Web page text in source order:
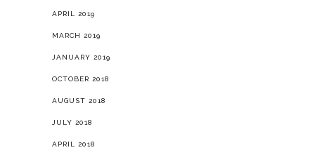
APRIL 2019
MARCH 2019
JANUARY 2019
OCTOBER 2018
AUGUST 2018
JULY 2018
APRIL 2018